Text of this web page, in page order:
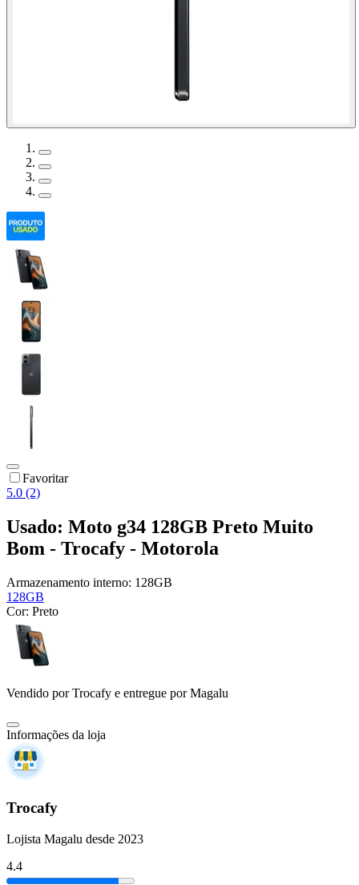
Favoritar
5.0 (2)
Usado: Moto g34 128GB Preto Muito
Bom - Trocafy - Motorola
Armazenamento interno: 128GB
128GB
Cor: Preto
Vendido porTrocafy e entregue por Magalu
Informações da loja
Trocafy
Lojista Magalu desde 2023
4.4